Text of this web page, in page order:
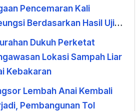
Pencemaran Kali
Berdasarkan Hasil Uji
Dukuh Perketat
Lokasi Sampah Liar
Kebakaran
Lembah Anai Kembali
Pembangunan Tol